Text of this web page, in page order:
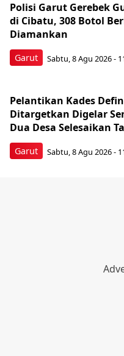
Garut
Polisi Garut Gerebek
di Cibatu, 308 Botol
Diamankan
Sabtu, 8 Agu 2026 -
Garut
Pelantikan Kades
Ditargetkan Digelar
Dua Desa Selesaikan
Sabtu, 8 Agu 2026 -